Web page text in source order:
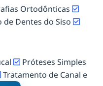
Ortodônticas
de Dentes do Siso
Próteses Simples
Tratamento de Canal e